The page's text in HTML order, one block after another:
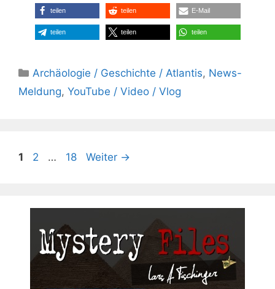
teilen teilen E-Mail
teilen teilen teilen
Kategorien
Archäologie / Geschichte / Atlantis, News-
Meldung, YouTube / Video / Vlog
Seite
1 Seite
2 … Seite
18 Weiter →